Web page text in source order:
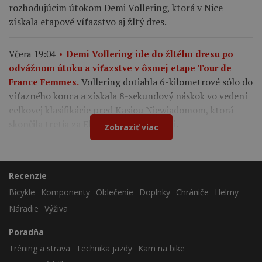
rozhodujúcim útokom Demi Vollering, ktorá v Nice
získala etapové víťazstvo aj žltý dres.
Včera 19:04
Demi Vollering ide do žltého dresu po
odvážnom útoku a víťazstve v ôsmej etape Tour de
France Femmes. Vollering dotiahla 6-kilometrové sólo do
víťazného konca a získala 8-sekundový náskok vo vedení
celkovej klasifikácie pred Kasiou Niewiadomom, ktorá
skončila tretia za Elisou Longo Borghini.
Zobraziť viac
Recenzie
Bicykle
Komponenty Oblečenie Doplnky Chrániče
Helmy
Náradie Výživa
Poradňa
Tréning a strava
Technika jazdy
Kam na bike